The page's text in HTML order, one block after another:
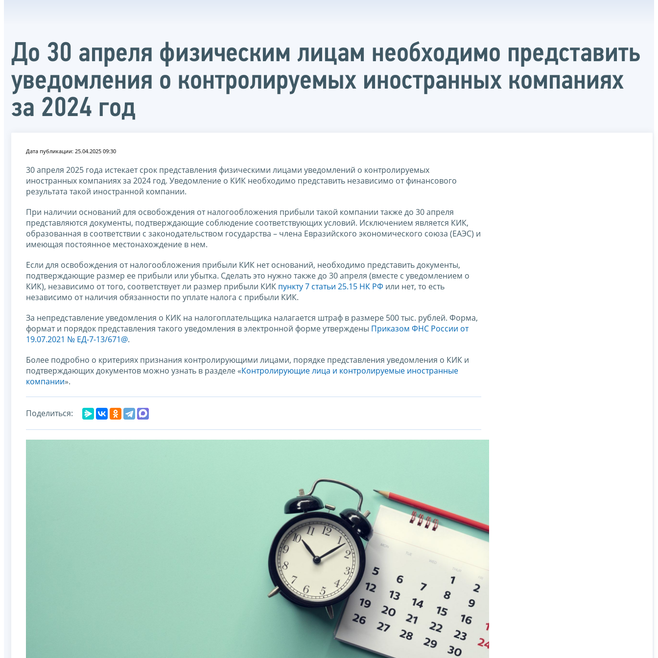
До 30 апреля физическим лицам необходимо представить
уведомления о контролируемых иностранных компаниях
за 2024 год
Дата публикации: 25.04.2025 09:30
30 апреля 2025 года истекает срок представления физическими лицами уведомлений о контролируемых
иностранных компаниях за 2024 год. Уведомление о КИК необходимо представить независимо от финансового
результата такой иностранной компании.
При наличии оснований для освобождения от налогообложения прибыли такой компании также до 30 апреля
представляются документы, подтверждающие соблюдение соответствующих условий. Исключением является КИК,
образованная в соответствии с законодательством государства – члена Евразийского экономического союза (ЕАЭС) и
имеющая постоянное местонахождение в нем.
Если для освобождения от налогообложения прибыли КИК нет оснований, необходимо представить документы,
подтверждающие размер ее прибыли или убытка. Сделать это нужно также до 30 апреля (вместе с уведомлением о
КИК), независимо от того, соответствует ли размер прибыли КИК пункту 7 статьи 25.15 НК РФ или нет, то есть
независимо от наличия обязанности по уплате налога с прибыли КИК.
За непредставление уведомления о КИК на налогоплательщика налагается штраф в размере 500 тыс. рублей. Форма,
формат и порядок представления такого уведомления в электронной форме утверждены Приказом ФНС России от
19.07.2021 № ЕД-7-13/671@.
Более подробно о критериях признания контролирующими лицами, порядке представления уведомления о КИК и
подтверждающих документов можно узнать в разделе «Контролирующие лица и контролируемые иностранные
компании».
Поделиться: